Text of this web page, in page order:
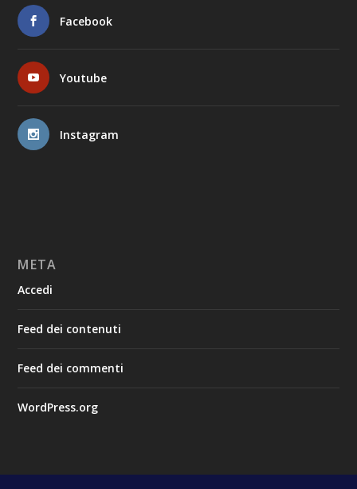
Facebook
Youtube
Instagram
META
Accedi
Feed dei contenuti
Feed dei commenti
WordPress.org